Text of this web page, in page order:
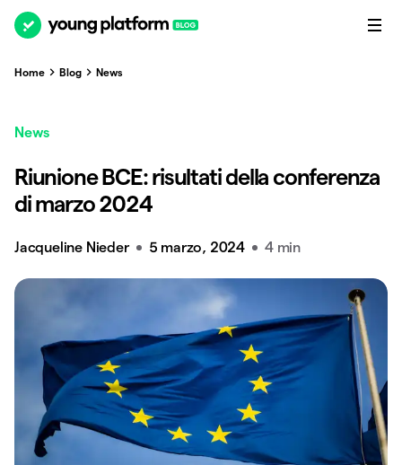
Home Blog News
News
Riunione BCE: risultati della conferenza
di marzo 2024
Jacqueline Nieder 5 marzo, 2024 4 min